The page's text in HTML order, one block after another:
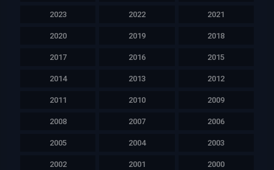
2023 2022 2021
2020 2019 2018
2017 2016 2015
2014 2013 2012
2011 2010 2009
2008 2007 2006
2005 2004 2003
2002 2001 2000